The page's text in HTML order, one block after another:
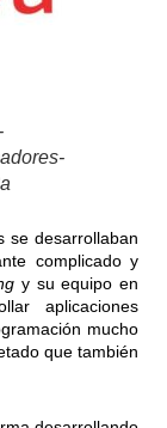
se desarrollaban
complicado y
y su equipo en
aplicaciones
mucho
que también